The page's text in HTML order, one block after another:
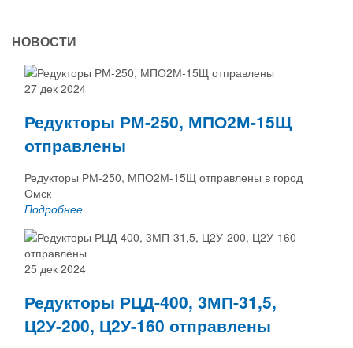
НОВОСТИ
27 дек 2024
Редукторы РМ-250, МПО2М-15Щ
отправлены
Редукторы РМ-250, МПО2М-15Щ отправлены в город
Омск
Подробнее
25 дек 2024
Редукторы РЦД-400, 3МП-31,5,
Ц2У-200, Ц2У-160 отправлены